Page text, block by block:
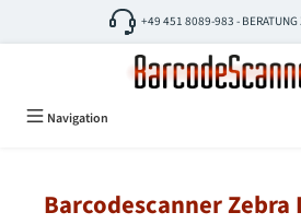
Zum Hauptinhalt springen+49 451 8089-983 - BERATUNG
Navigation
Barcodescanner Zebra